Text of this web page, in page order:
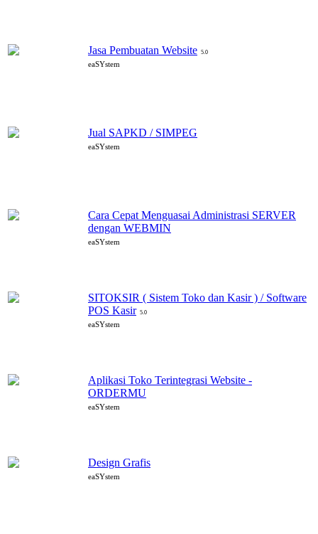
Jasa Pembuatan Website 5.0
eaSYstem
Jual SAPKD / SIMPEG
eaSYstem
Cara Cepat Menguasai Administrasi SERVER
dengan WEBMIN
eaSYstem
SITOKSIR ( Sistem Toko dan Kasir ) / Software
POS Kasir 5.0
eaSYstem
Aplikasi Toko Terintegrasi Website -
ORDERMU
eaSYstem
Design Grafis
eaSYstem